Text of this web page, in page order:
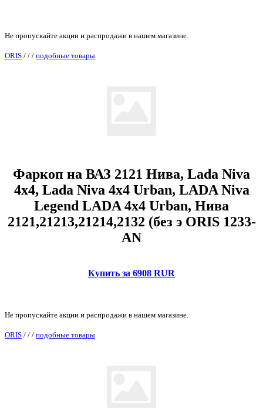
Не пропускайте акции и распродажи в нашем магазине.
ORIS / / / подобные товары
Фаркоп на ВАЗ 2121 Нива, Lada Niva
4x4, Lada Niva 4x4 Urban, LADA Niva
Legend LADA 4x4 Urban, Нива
2121,21213,21214,2132 (без э ORIS 1233-
AN
Купить за 6908 RUR
Не пропускайте акции и распродажи в нашем магазине.
ORIS / / / подобные товары